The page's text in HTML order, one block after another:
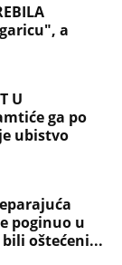
a
U
ga po
ubistvo
poginuo u
oštećeni...